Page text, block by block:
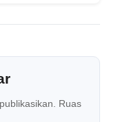
Ruas